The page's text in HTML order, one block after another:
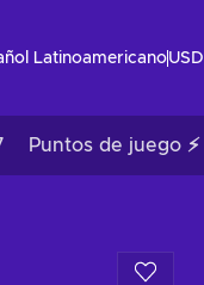
LatinoamericanoUSD
Puntos de juego ⚡